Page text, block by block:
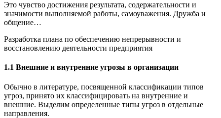
Это чувство достижения результата, содержательности и
значимости выполняемой работы, самоуважения. Дружба и
общение…
Разработка плана по обеспечению непрерывности и
восстановлению деятельности предприятия
1.1 Внешние и внутренние угрозы в организации
Обычно в литературе, посвященной классификации типов
угроз, принято их классифицировать на внутренние и
внешние. Выделим определенные типы угроз в отдельные
направления.